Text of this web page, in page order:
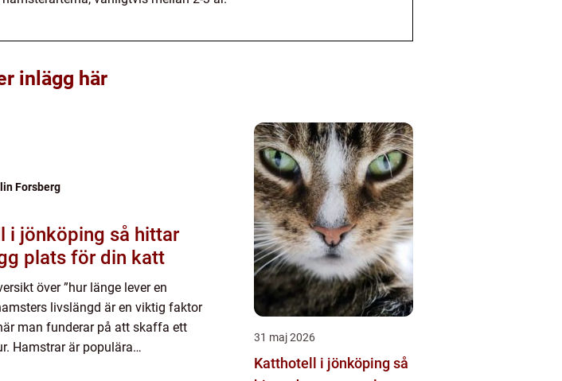
inlägg här
Forsberg
så hittar
plats för din katt
över ”hur länge lever en
livslängd är en viktig faktor
man funderar på att skaffa ett
Hamstrar är populära
31 maj 2026
Katthotell i jönköping så